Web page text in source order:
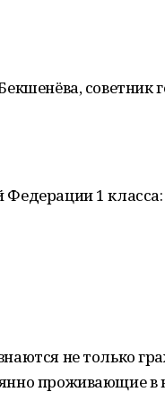
Федерации 1 класса:
не только
проживающие в